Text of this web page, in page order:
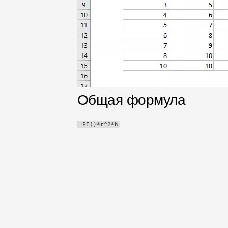
таблица
TechTV
Общая формула
=PI()*r^2*h